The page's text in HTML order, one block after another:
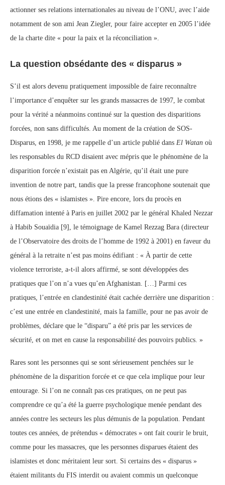
actionner ses relations internationales au niveau de l’ONU, avec l’aide
notamment de son ami Jean Ziegler, pour faire accepter en 2005 l’idée
de la charte dite « pour la paix et la réconciliation ».
La question obsédante des « disparus »
S’il est alors devenu pratiquement impossible de faire reconnaître
l’importance d’enquêter sur les grands massacres de 1997, le combat
pour la vérité a néanmoins continué sur la question des disparitions
forcées, non sans difficultés. Au moment de la création de SOS-
Disparus, en 1998, je me rappelle d’un article publié dans El Watan où
les responsables du RCD disaient avec mépris que le phénomène de la
disparition forcée n’existait pas en Algérie, qu’il était une pure
invention de notre part, tandis que la presse francophone soutenait que
nous étions des « islamistes ». Pire encore, lors du procès en
diffamation intenté à Paris en juillet 2002 par le général Khaled Nezzar
à Habib Souaïdia [9], le témoignage de Kamel Rezzag Bara (directeur
de l’Observatoire des droits de l’homme de 1992 à 2001) en faveur du
général à la retraite n’est pas moins édifiant : « À partir de cette
violence terroriste, a-t-il alors affirmé, se sont développées des
pratiques que l’on n’a vues qu’en Afghanistan. […] Parmi ces
pratiques, l’entrée en clandestinité était cachée derrière une disparition :
c’est une entrée en clandestinité, mais la famille, pour ne pas avoir de
problèmes, déclare que le “disparu” a été pris par les services de
sécurité, et on met en cause la responsabilité des pouvoirs publics. »
Rares sont les personnes qui se sont sérieusement penchées sur le
phénomène de la disparition forcée et ce que cela implique pour leur
entourage. Si l’on ne connaît pas ces pratiques, on ne peut pas
comprendre ce qu’a été la guerre psychologique menée pendant des
années contre les secteurs les plus démunis de la population. Pendant
toutes ces années, de prétendus « démocrates » ont fait courir le bruit,
comme pour les massacres, que les personnes disparues étaient des
islamistes et donc méritaient leur sort. Si certains des « disparus »
étaient militants du FIS interdit ou avaient commis un quelconque